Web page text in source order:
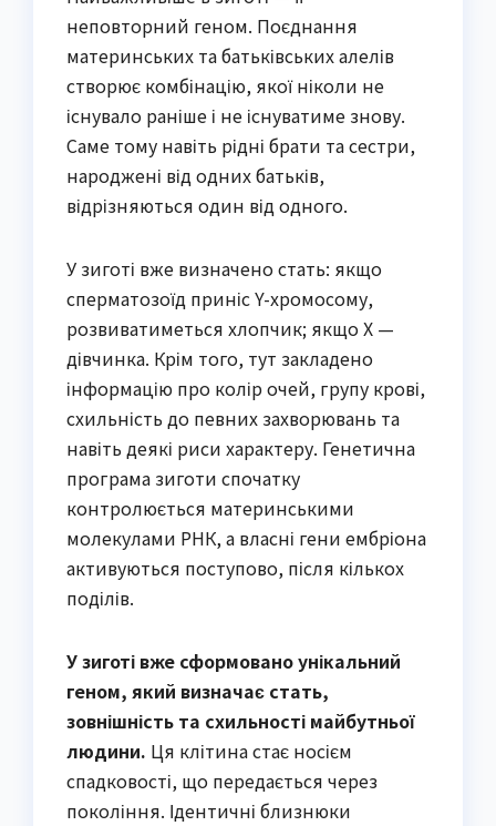
неповторний геном. Поєднання
материнських та батьківських алелів
створює комбінацію, якої ніколи не
існувало раніше і не існуватиме знову.
Саме тому навіть рідні брати та сестри,
народжені від одних батьків,
відрізняються один від одного.
У зиготі вже визначено стать: якщо
сперматозоїд приніс Y-хромосому,
розвиватиметься хлопчик; якщо X —
дівчинка. Крім того, тут закладено
інформацію про колір очей, групу крові,
схильність до певних захворювань та
навіть деякі риси характеру. Генетична
програма зиготи спочатку
контролюється материнськими
молекулами РНК, а власні гени ембріона
активуються поступово, після кількох
поділів.
У зиготі вже сформовано унікальний
геном, який визначає стать,
зовнішність та схильності майбутньої
людини. Ця клітина стає носієм
спадковості, що передається через
покоління. Ідентичні близнюки